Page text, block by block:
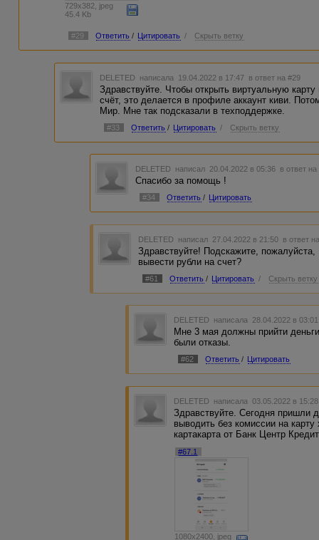
729x382, jpeg
45.4 Kb
#29 Ответить / Цитировать / Скрыть ветку
DELETED написала 19.04.2022 в 17:47 в ответ на #29
Здравствуйте. Чтобы открыть виртуальную
счёт, это делается в профиле аккаунт киви.
Мир. Мне так подсказали в техподдержке.
#33 Ответить / Цитировать / Скрыть ветку
DELETED написал 20.04.2022 в 05:36 в ответ
Спасибо за помощь !
#34 Ответить / Цитировать
DELETED написал 27.04.2022 в 21:50 в ответ
Здравствуйте! Подскажите,
вывести рубли на счет?
#61 Ответить / Цитировать / Скрыть ветку
DELETED написала 28.04.2022 в
Мне 3 мая должны прийти
были отказы.
#62 Ответить / Цитировать
DELETED написала 03.05.2022 в
Здравствуйте. Сегодня пришли
выводить без комиссии на
картакарта от Банк Центр
#67.1
1080x2400, jpeg